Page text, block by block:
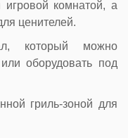
комнатой, а
ценителей.
который можно
оборудовать под
гриль-зоной для